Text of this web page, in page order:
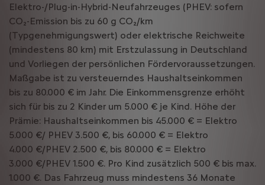
Elektro-/Plug-in-Hybrid-Neufahrzeuges (PHEV: sofern
CO₂-Emission bis zu 60 g CO₂/km
(Typgenehmigungswert) oder elektrische Reichweite
(mindestens 80 km) mit Erstzulassung in Deutschland
und Vorliegen der persönlichen Fördervoraussetzungen.
Maßgabe ist zu versteuerndes Haushaltseinkommen
bis zu 80.000 € im Jahr. Die Einkommensgrenze erhöht
sich für bis zu 2 Kinder um 5.000 € je Kind. Höhe der
Prämie: Haushaltseinkommen bis 45.000 € = Elektro
5.000 €/ PHEV 3.500 €, bis 60.000 € = Elektro
4.000 €/PHEV 2.500 €, bis 80.000 € = Elektro
3.000 €/PHEV 1.500 €. Pro Kind zusätzlich 500 € bis max.
1.000 €. Das Fahrzeug muss mindestens 36 Monate